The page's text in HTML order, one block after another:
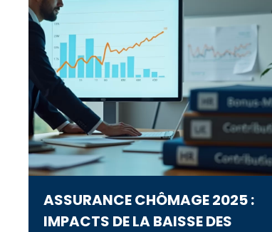
ASSURANCE CHÔMAGE 2025 :
IMPACTS DE LA BAISSE DES